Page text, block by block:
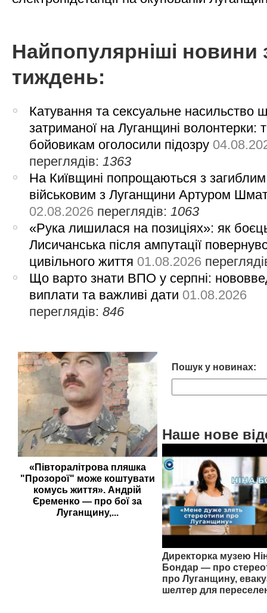
Найпопулярніші новини
тиждень:
Катування та сексуальне насильство
затриманої на Луганщині волонтерки:
бойовикам оголосили підозру
переглядів:1363
На Київщині попрощаються з загиблим
військовим з Луганщини Артуром
02.08.2026 переглядів:1063
«Рука лишилася на позиціях»: як
Лисичанська після ампутації
цивільного життя 01.08.2026
Що варто знати ВПО у серпні:
виплати та важливі дати 01.08.2026
переглядів:846
«Півторалітрова пляшка
"Прозорої" може коштувати
комусь життя». Андрій
Єременко — про бої за
Луганщину,...
Пошук у новинах:
Наше нове
Директорка музею
Бондар — про
про Луганщину,
шелтер для